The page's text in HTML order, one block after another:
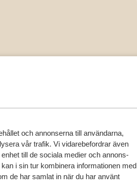
och annonserna till användarna,
vår trafik. Vi vidarebefordrar även
till de sociala medier och annons-
i sin tur kombinera informationen med
de har samlat in när du har använt